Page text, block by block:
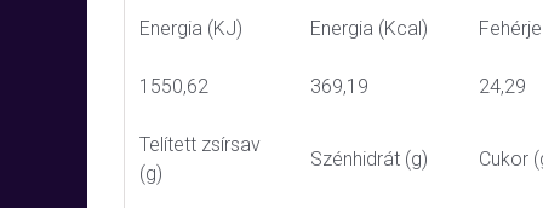
Energia (KJ) Energia (Kcal)
1550,62 369,19 24,29
Telített zsírsav
(g)
Szénhidrát (g) Cukor